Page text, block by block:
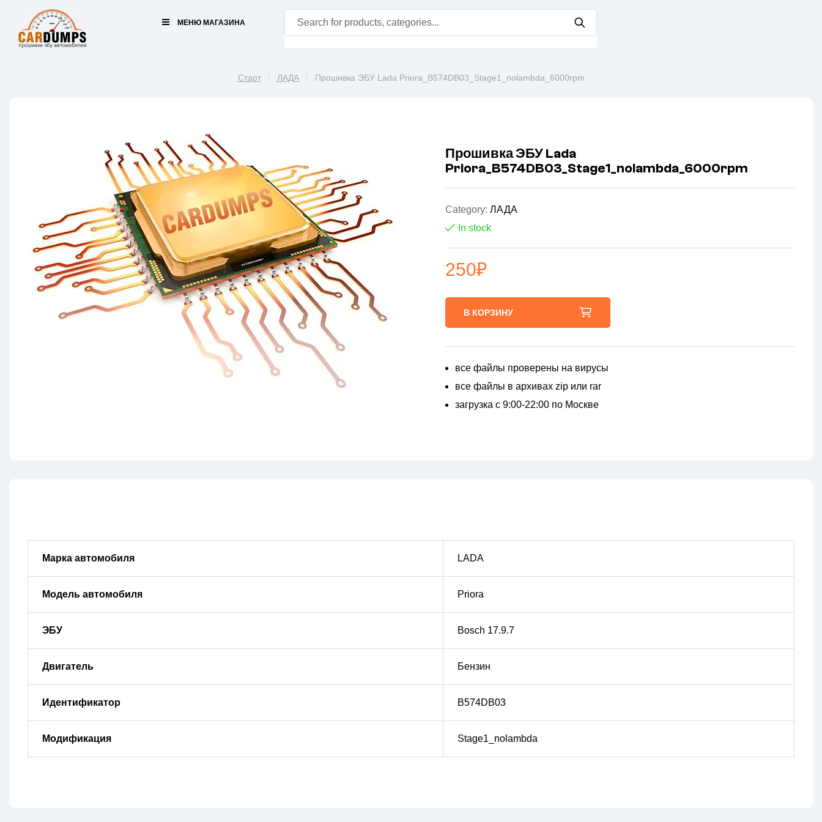
МЕНЮ МАГАЗИНА
Старт ЛАДА Прошивка ЭБУ Lada Priora_B574DB03_Stage1_nolambda_6000rpm
Прошивка ЭБУ Lada
Priora_B574DB03_Stage1_nolambda_6000rpm
Category:ЛАДА
In stock
250₽
В КОРЗИНУ
все файлы проверены на вирусы
все файлы в архивах zip или rar
загрузка с 9:00-22:00 по Москве
Марка автомобиля LADA
Модель автомобиля Priora
ЭБУ Bosch 17.9.7
Двигатель Бензин
Идентификатор B574DB03
Модификация Stage1_nolambda